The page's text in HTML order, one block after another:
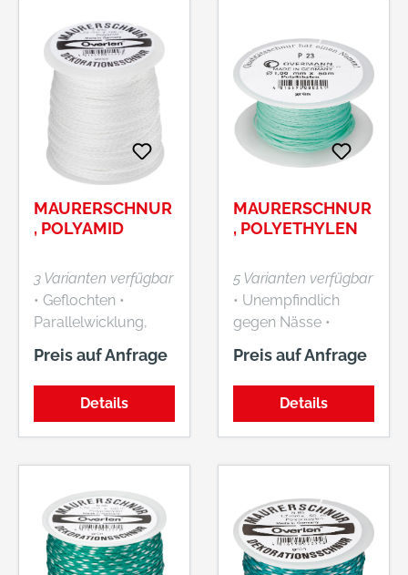
MAURERSCHNUR
, POLYAMID
3 Varianten verfügbar
• Geflochten •
Parallelwicklung,
Scheibenspule
Preis auf Anfrage
Details
MAURERSCHNUR
, POLYETHYLEN
5 Varianten verfügbar
• Unempfindlich
gegen Nässe •
Parallelwicklung,
Scheibenspule
Preis auf Anfrage
Details